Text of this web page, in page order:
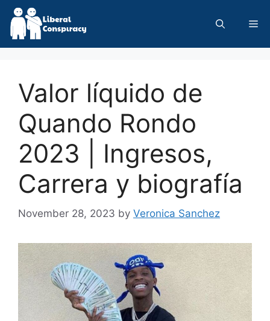
Skip
content
Valor líquido de
Quando Rondo
2023 | Ingresos,
Carrera y biografía
November 28, 2023 by Veronica Sanchez